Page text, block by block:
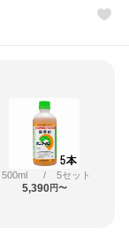
500ml / 5セット
5,390円〜